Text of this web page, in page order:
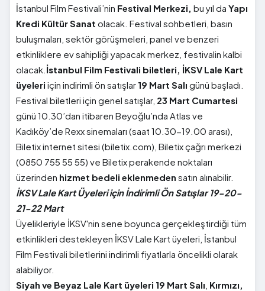
İstanbul Film Festivali’nin Festival Merkezi, bu yıl da Yapı
Kredi Kültür Sanat olacak. Festival sohbetleri, basın
buluşmaları, sektör görüşmeleri, panel ve benzeri
etkinliklere ev sahipliği yapacak merkez, festivalin kalbi
olacak. İstanbul Film Festivali biletleri, İKSV Lale Kart
üyeleri için indirimli ön satışlar 19 Mart Salı günü başladı.
Festival biletleri için genel satışlar, 23 Mart Cumartesi
günü 10.30’dan itibaren Beyoğlu’nda Atlas ve
Kadıköy’de Rexx sinemaları (saat 10.30-19.00 arası),
Biletix internet sitesi (biletix.com), Biletix çağrı merkezi
(0850 755 55 55) ve Biletix perakende noktaları
üzerinden hizmet bedeli eklenmeden satın alınabilir.
İKSV Lale Kart Üyeleri için İndirimli Ön Satışlar 19-20-
21-22 Mart
Üyelikleriyle İKSV'nin sene boyunca gerçekleştirdiği tüm
etkinlikleri destekleyen İKSV Lale Kart üyeleri, İstanbul
Film Festivali biletlerini indirimli fiyatlarla öncelikli olarak
alabiliyor.
Siyah ve Beyaz Lale Kart üyeleri 19 Mart Salı Kırmızı,